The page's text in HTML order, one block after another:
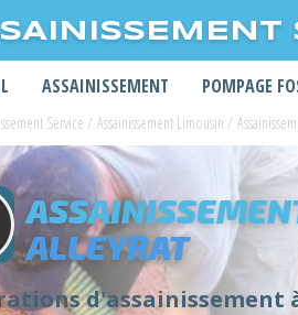
ASSAINISSEMENT POMPAGE
Service / Assainissement Limousin /
ALLEYRAT
d'assainissement